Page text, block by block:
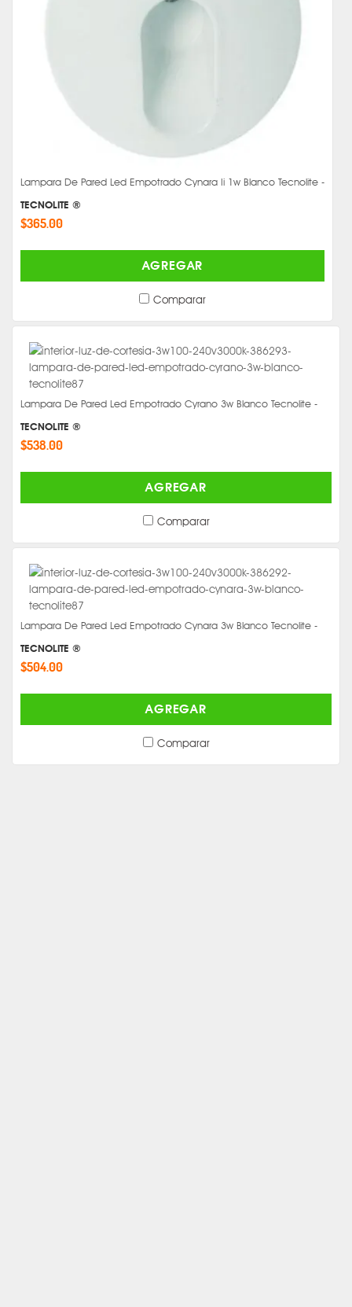
Lampara De Pared Led Empotrado Cynara Ii 1w Blanco Tecnolite -
TECNOLITE ®
$365.00
AGREGAR
Comparar
Lampara De Pared Led Empotrado Cyrano 3w Blanco Tecnolite -
TECNOLITE ®
$538.00
AGREGAR
Comparar
Lampara De Pared Led Empotrado Cynara 3w Blanco Tecnolite -
TECNOLITE ®
$504.00
AGREGAR
Comparar